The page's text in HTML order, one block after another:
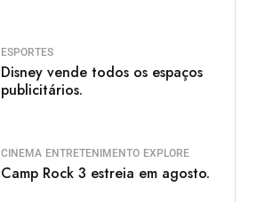
ESPORTES
Disney vende todos os espaços
publicitários.
CINEMA ENTRETENIMENTO EXPLORE
Camp Rock 3 estreia em agosto.